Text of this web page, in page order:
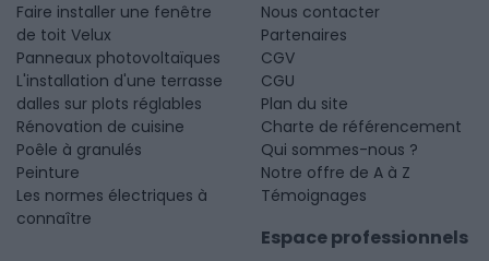
Faire installer une fenêtre
de toit Velux
Panneaux photovoltaïques
L'installation d'une terrasse
dalles sur plots réglables
Rénovation de cuisine
Poêle à granulés
Peinture
Les normes électriques à
connaître
Nous contacter
Partenaires
CGV
CGU
Plan du site
Charte de référencement
Qui sommes-nous ?
Notre offre de A à Z
Témoignages
Espace professionnels